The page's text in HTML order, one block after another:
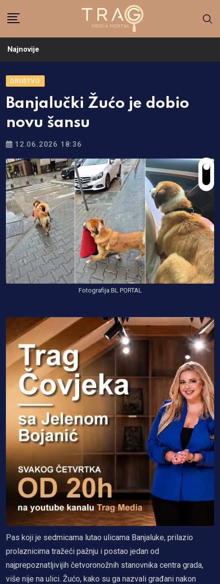
Najnovije
DRUŠTVO
Banjalučki Žućo je dobio
novu šansu
12.06.2026 18:36
Fotografija:BL PORTAL
Pas koji je sedmicama lutao ulicama Banjaluke, prilazio
prolaznicima tražeći pažnju i postao jedan od
najprepoznatljivijih četvoronožnih stanovnika centra grada,
više nije na ulici. Žućo, kako su ga nazvali građani nakon